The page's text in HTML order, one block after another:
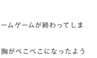
ムゲームが終わってしま
がぺこぺこになったよう